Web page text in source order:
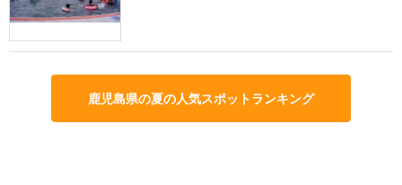
鹿児島県の夏の人気スポットランキング